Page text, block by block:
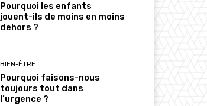
Pourquoi les enfants
jouent-ils de moins en moins
dehors ?
BIEN-ÊTRE
Pourquoi faisons-nous
toujours tout dans
l’urgence ?